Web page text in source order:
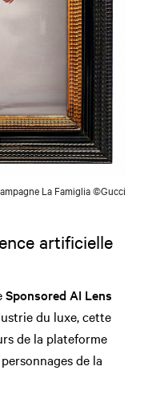
La Famiglia ©Gucci
artificielle
Sponsored AI Lens
du luxe, cette
de la plateforme
de la